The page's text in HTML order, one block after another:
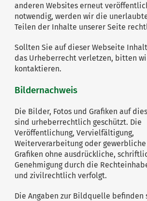
anderen Websites erneut
notwendig, werden wir die
Teilen der Inhalte unserer Seite
Sollten Sie auf dieser Webseite
das Urheberrecht verletzen, bitten
kontaktieren.
Bildernachweis
Die Bilder, Fotos und Grafiken auf
sind urheberrechtlich geschützt. Die
Veröffentlichung, Vervielfältigung,
Weiterverarbeitung oder
Grafiken ohne ausdrückliche,
Genehmigung durch die
und zivilrechtlich verfolgt.
Die Angaben zur Bildquelle befinden